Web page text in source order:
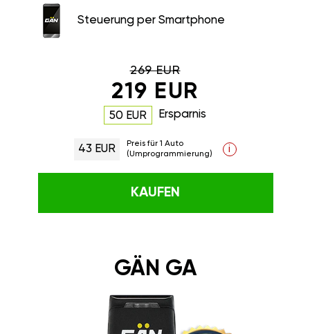
Steuerung per Smartphone
269 EUR
219 EUR
50 EUR Ersparnis
43 EUR
Preis für 1 Auto
(Umprogrammierung)
i
KAUFEN
GÄN GA